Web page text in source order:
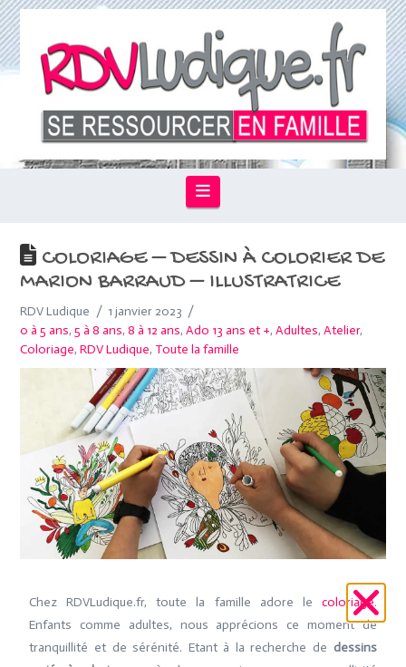
Navigation
COLORIAGE – DESSIN À COLORIER DE
MARION BARRAUD – ILLUSTRATRICE
RDV Ludique
1 janvier 2023
0 à 5 ans,5 à 8 ans,8 à 12 ans,Ado 13 ans et +,Adultes,Atelier,
Coloriage,RDV Ludique, Toute la famille
Chez RDVLudique.fr, toute la famille adore le coloriage.
Enfants comme adultes, nous apprécions ce moment de
tranquillité et de sérénité. Etant à la recherche de dessins